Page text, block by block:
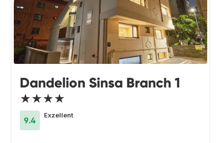
Dandelion Sinsa Branch 1
★★★★
9.4
Exzellent